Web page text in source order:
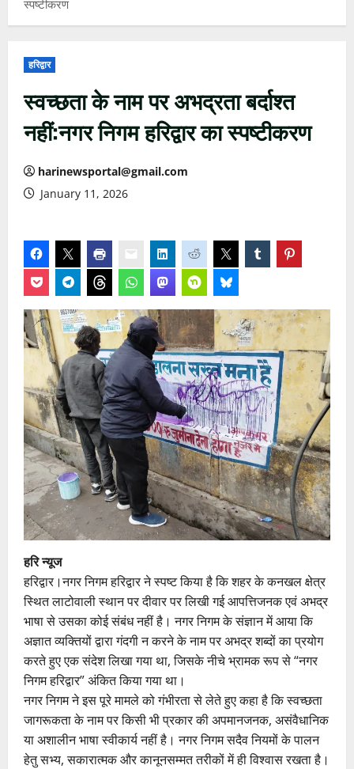
स्पष्टीकरण
हरिद्वार
स्वच्छता के नाम पर अभद्रता बर्दाश्त
नहीं:नगर निगम हरिद्वार का स्पष्टीकरण
harinewsportal@gmail.com
January 11, 2026
हरि न्यूज
हरिद्वार।नगर निगम हरिद्वार ने स्पष्ट किया है कि शहर के कनखल क्षेत्र
स्थित लाटोवाली स्थान पर दीवार पर लिखी गई आपत्तिजनक एवं अभद्र
भाषा से उसका कोई संबंध नहीं है। नगर निगम के संज्ञान में आया कि
अज्ञात व्यक्तियों द्वारा गंदगी न करने के नाम पर अभद्र शब्दों का प्रयोग
करते हुए एक संदेश लिखा गया था, जिसके नीचे भ्रामक रूप से “नगर
निगम हरिद्वार” अंकित किया गया था।
नगर निगम ने इस पूरे मामले को गंभीरता से लेते हुए कहा है कि स्वच्छता
जागरूकता के नाम पर किसी भी प्रकार की अपमानजनक, असंवैधानिक
या अशालीन भाषा स्वीकार्य नहीं है। नगर निगम सदैव नियमों के पालन
हेतु सभ्य, सकारात्मक और कानूनसम्मत तरीकों में ही विश्वास रखता है।